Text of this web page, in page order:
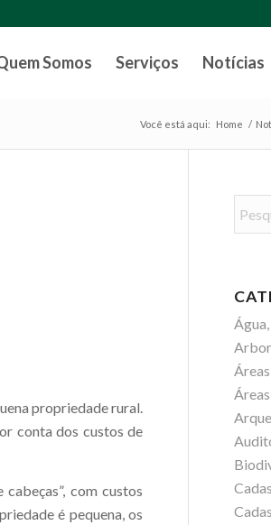
Somos Serviços Notícias
Você está aqui: Home /
propriedade rural.
conta dos custos de
com custos
é pequena, os